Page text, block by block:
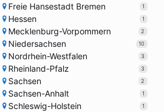
Freie Hansestadt Bremen 1
Hessen 1
Mecklenburg-Vorpommern 2
Niedersachsen 10
Nordrhein-Westfalen 3
Rheinland-Pfalz 3
Sachsen 2
Sachsen-Anhalt 1
Schleswig-Holstein 1